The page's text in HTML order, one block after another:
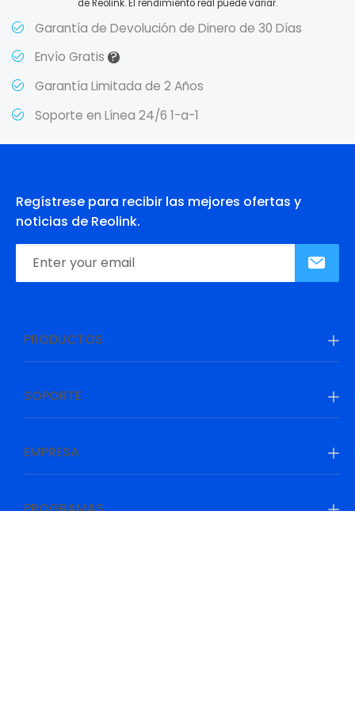
de Reolink. El rendimiento real puede variar.
Garantía de Devolución de Dinero de 30 Días
Envío Gratis ?
Garantía Limitada de 2 Años
Soporte en Línea 24/6 1-a-1
Regístrese para recibir las mejores ofertas y
noticias de Reolink.
PRODUCTOS
SOPORTE
EMPRESA
PROGRAMAS